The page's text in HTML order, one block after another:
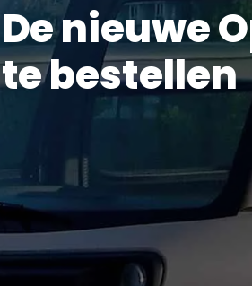
De nieuwe
te bestellen